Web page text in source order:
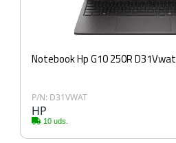
Notebook Hp G10 250R D31Vwat
P/N: D31VWAT
HP
10 uds.